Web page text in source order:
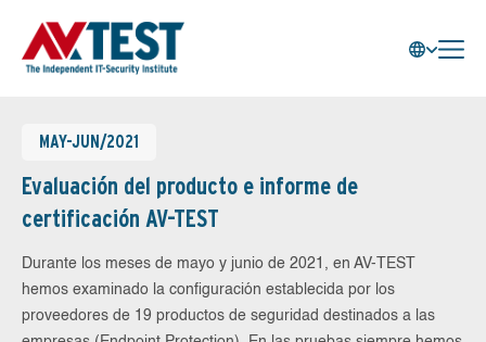
MAY-JUN/2021
Evaluación del producto e informe de
certificación AV-TEST
Durante los meses de mayo y junio de 2021, en AV-TEST
hemos examinado la configuración establecida por los
proveedores de 19 productos de seguridad destinados a las